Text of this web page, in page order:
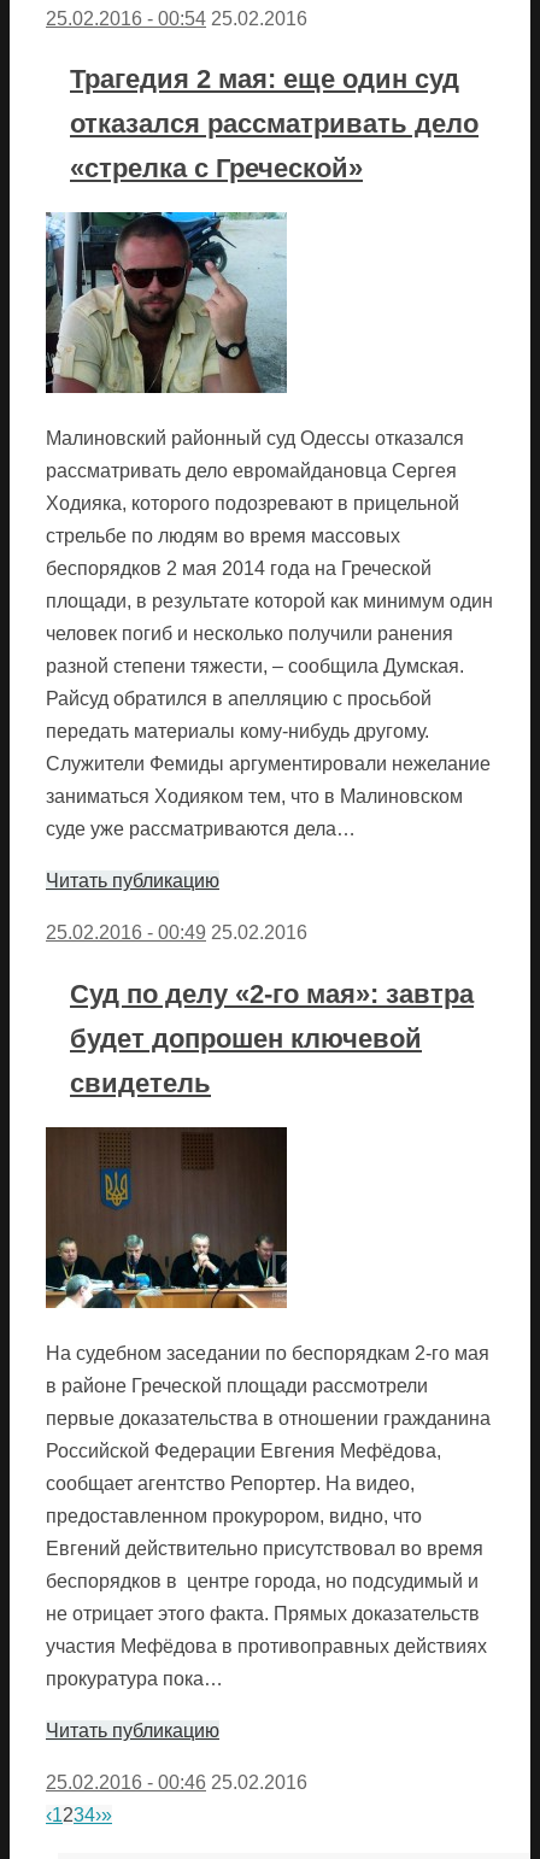
25.02.2016 - 00:54 25.02.2016
Трагедия 2 мая: еще один суд
отказался рассматривать дело
«стрелка с Греческой»
Малиновский районный суд Одессы отказался
рассматривать дело евромайдановца Сергея
Ходияка, которого подозревают в прицельной
стрельбе по людям во время массовых
беспорядков 2 мая 2014 года на Греческой
площади, в результате которой как минимум один
человек погиб и несколько получили ранения
разной степени тяжести, – сообщила Думская.
Райсуд обратился в апелляцию с просьбой
передать материалы кому-нибудь другому.
Служители Фемиды аргументировали нежелание
заниматься Ходияком тем, что в Малиновском
суде уже рассматриваются дела…
Читать публикацию
25.02.2016 - 00:49 25.02.2016
Суд по делу «2-го мая»: завтра
будет допрошен ключевой
свидетель
На судебном заседании по беспорядкам 2-го мая
в районе Греческой площади рассмотрели
первые доказательства в отношении гражданина
Российской Федерации Евгения Мефёдова,
сообщает агентство Репортер. На видео,
предоставленном прокурором, видно, что
Евгений действительно присутствовал во время
беспорядков в центре города, но подсудимый и
не отрицает этого факта. Прямых доказательств
участия Мефёдова в противоправных действиях
прокуратура пока…
Читать публикацию
25.02.2016 - 00:46 25.02.2016
‹1234›»